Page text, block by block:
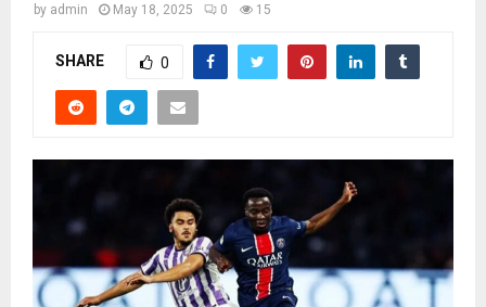
by admin May 18, 2025 0 15
SHARE 0